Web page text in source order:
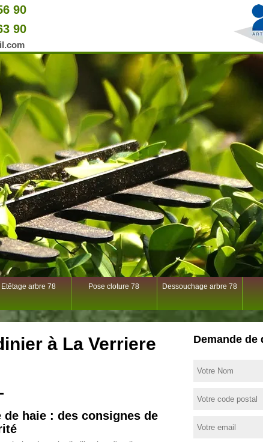
90
90
Etêtage arbre 78 Pose cloture 78 Dessouchage arbre 78
à La Verriere
de haie : des consignes de
Demande